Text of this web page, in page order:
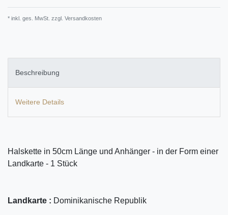
* inkl. ges. MwSt. zzgl. Versandkosten
Beschreibung
Weitere Details
Halskette in 50cm Länge und Anhänger - in der Form einer
Landkarte - 1 Stück
Landkarte : Dominikanische Republik